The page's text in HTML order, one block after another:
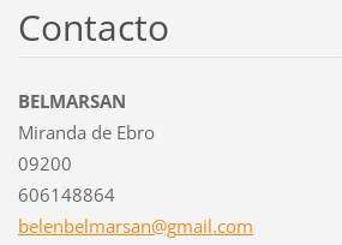
Contacto
BELMARSAN
Miranda de Ebro
09200
606148864
belenbelmarsan@gmail.com